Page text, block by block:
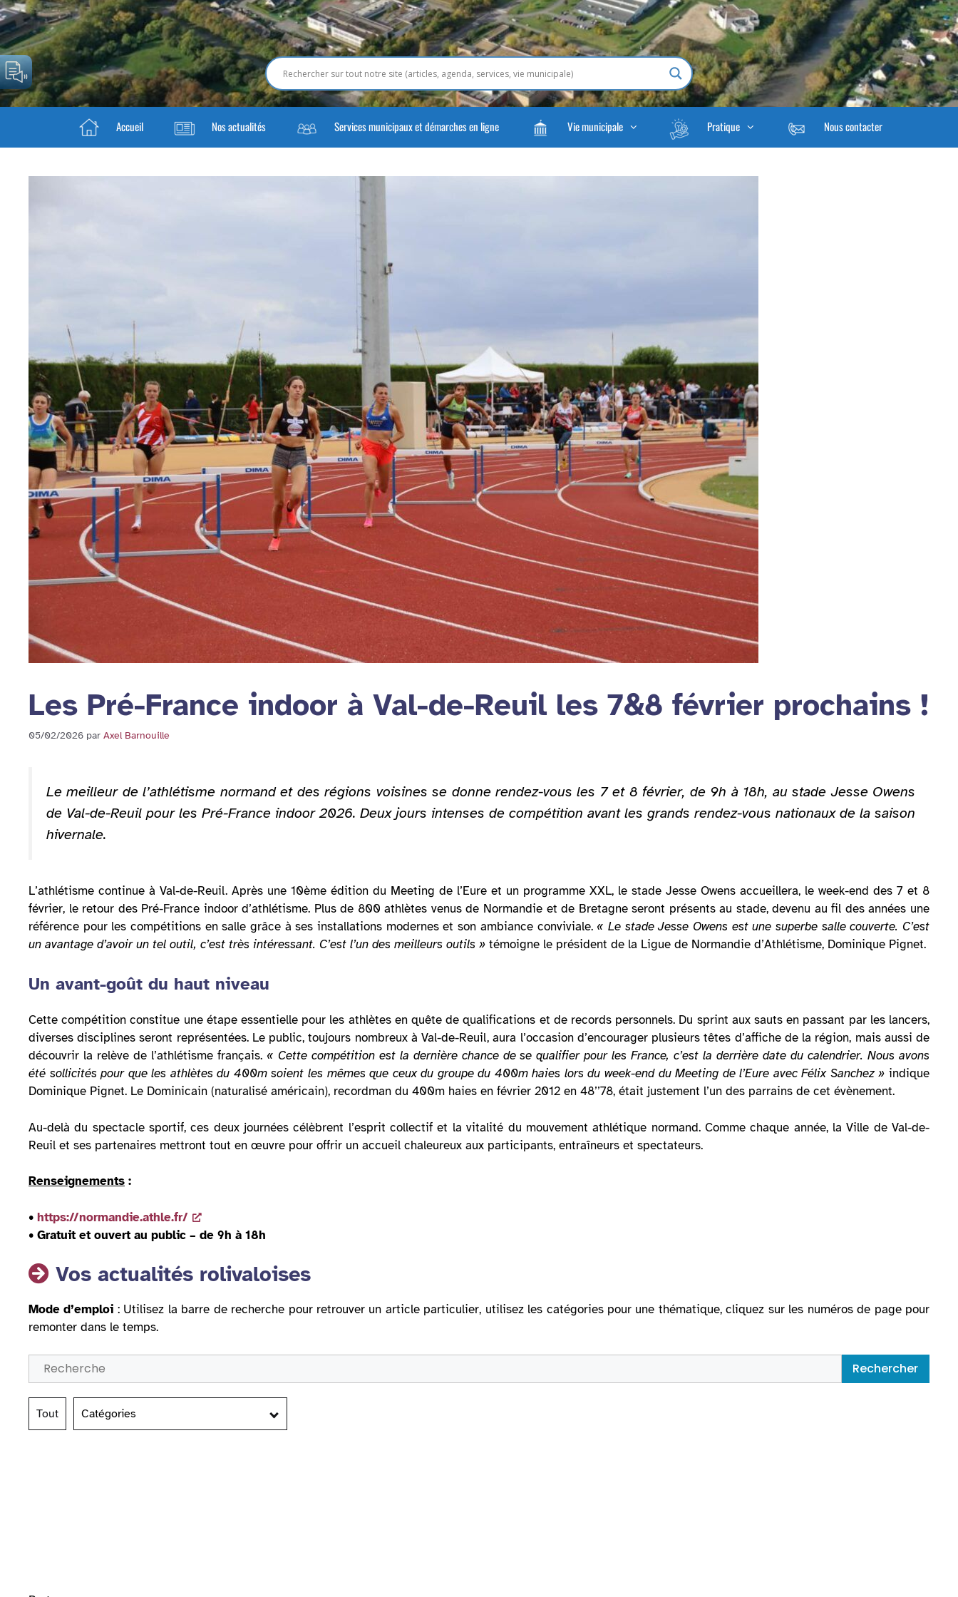
Accueil Nos actualités Services municipaux et démarches en ligne Vie municipale Pratique Nous contacter
Les Pré-France indoor à Val-de-Reuil les 7&8 février prochains !
05/02/2026 par Axel Barnouille
Le meilleur de l’athlétisme normand et des régions voisines se donne rendez-vous les 7 et 8 février, de 9h à 18h, au stade Jesse Owens
de Val-de-Reuil pour les Pré-France indoor 2026. Deux jours intenses de compétition avant les grands rendez-vous nationaux de la saison
hivernale.
L’athlétisme continue à Val-de-Reuil. Après une 10ème édition du Meeting de l’Eure et un programme XXL, le stade Jesse Owens accueillera, le week-end des 7 et 8
février, le retour des Pré-France indoor d’athlétisme. Plus de 800 athlètes venus de Normandie et de Bretagne seront présents au stade, devenu au fil des années une
référence pour les compétitions en salle grâce à ses installations modernes et son ambiance conviviale. « Le stade Jesse Owens est une superbe salle couverte. C’est
un avantage d’avoir un tel outil, c’est très intéressant. C’est l’un des meilleurs outils » témoigne le président de la Ligue de Normandie d’Athlétisme, Dominique Pignet.
Un avant-goût du haut niveau
Cette compétition constitue une étape essentielle pour les athlètes en quête de qualifications et de records personnels. Du sprint aux sauts en passant par les lancers,
diverses disciplines seront représentées. Le public, toujours nombreux à Val-de-Reuil, aura l’occasion d’encourager plusieurs têtes d’affiche de la région, mais aussi de
découvrir la relève de l’athlétisme français. « Cette compétition est la dernière chance de se qualifier pour les France, c’est la derrière date du calendrier. Nous avons
été sollicités pour que les athlètes du 400m soient les mêmes que ceux du groupe du 400m haies lors du week-end du Meeting de l’Eure avec Félix Sanchez » indique
Dominique Pignet. Le Dominicain (naturalisé américain), recordman du 400m haies en février 2012 en 48’’78, était justement l’un des parrains de cet évènement.
Au-delà du spectacle sportif, ces deux journées célèbrent l’esprit collectif et la vitalité du mouvement athlétique normand. Comme chaque année, la Ville de Val-de-
Reuil et ses partenaires mettront tout en œuvre pour offrir un accueil chaleureux aux participants, entraîneurs et spectateurs.
Renseignements :
• https://normandie.athle.fr/
• Gratuit et ouvert au public – de 9h à 18h
Vos actualités rolivaloises
Mode d’emploi : Utilisez la barre de recherche pour retrouver un article particulier, utilisez les catégories pour une thématique, cliquez sur les numéros de page pour
remonter dans le temps.
Rechercher
Tout Catégories